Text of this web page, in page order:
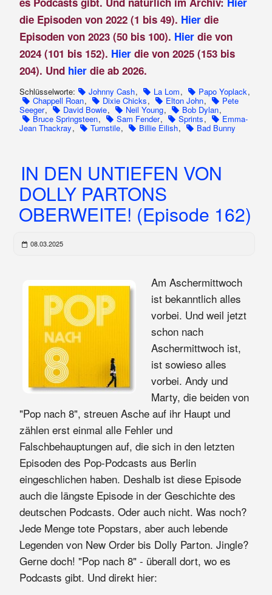
die Episoden von 2022 (1 bis 49). Hierdie
Episoden von 2023 (50 bis 100). Hier die von
2024 (101 bis 152). Hier die von 2025 (153 bis
204). Und hier die ab 2026.
Schlüsselworte: Johnny Cash, La Lom, Papo Yoplack,
Chappell Roan, Dixie Chicks, Elton John, Pete
Seeger, David Bowie, Neil Young, Bob Dylan,
Bruce Springsteen, Sam Fender, Sprints, Emma-
Jean Thackray, Turnstile, Billie Eilish, Bad Bunny
IN DEN UNTIEFEN VON
DOLLY PARTONS
OBERWEITE! (Episode 162)
08.03.2025
Am Aschermittwoch
ist bekanntlich alles
vorbei. Und weil jetzt
schon nach
Aschermittwoch ist,
ist sowieso alles
vorbei. Andy und
Marty, die beiden von
"Pop nach 8", streuen Asche auf ihr Haupt und
zählen erst einmal alle Fehler und
Falschbehauptungen auf, die sich in den letzten
Episoden des Pop-Podcasts aus Berlin
eingeschlichen haben. Deshalb ist diese Episode
auch die längste Episode in der Geschichte des
deutschen Podcasts. Oder auch nicht. Was noch?
Jede Menge tote Popstars, aber auch lebende
Legenden von New Order bis Dolly Parton. Jingle?
Gerne doch! "Pop nach 8" - überall dort, wo es
Podcasts gibt. Und direkt hier: